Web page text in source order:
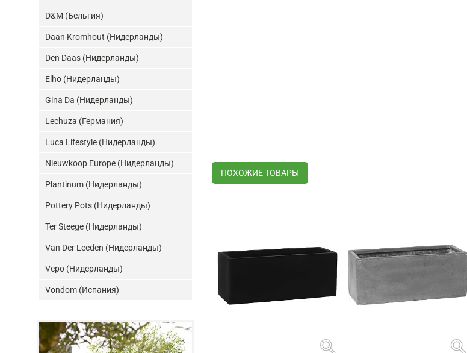
ПОХОЖИЕ ТОВАРЫ
search search
D&M (Бельгия)
Daan Kromhout (Нидерланды)
Den Daas (Нидерланды)
Elho (Нидерланды)
Gina Da (Нидерланды)
Lechuza (Германия)
Luca Lifestyle (Нидерланды)
Nieuwkoop Europe (Нидерланды)
Plantinum (Нидерланды)
Pottery Pots (Нидерланды)
Ter Steege (Нидерланды)
Van Der Leeden (Нидерланды)
Vepo (Нидерланды)
Vondom (Испания)